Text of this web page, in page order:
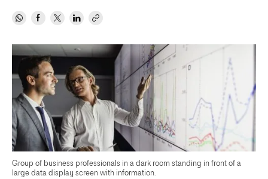
Group of business professionals in a dark room standing in front of a
large data display screen with information.